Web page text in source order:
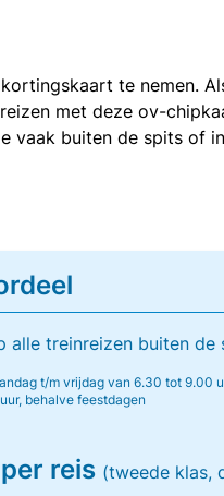
te nemen.
met deze ov-
vaak buiten de spits of
alle treinreizen buiten de
t/m vrijdag van 6.30 tot 9.00
behalve feestdagen
reis (tweede klas,